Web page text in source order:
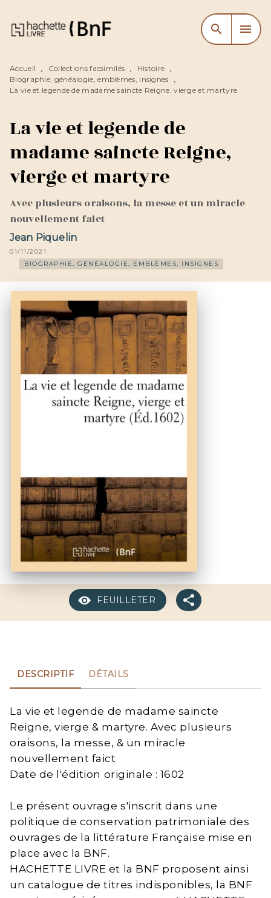
MENU RECHERCHE
CONTENU
search menu
Accueil • Collections facsimilés • Histoire •
Biographie, généalogie, emblèmes, insignes
•
La vie et legende de madame saincte Reigne, vierge et martyre
La vie et legende de
madame saincte Reigne,
vierge et martyre
Avec plusieurs oraisons, la messe et un miracle
nouvellement faict
Jean Piquelin
01/11/2021
BIOGRAPHIE, GÉNÉALOGIE, EMBLÈMES, INSIGNES
FEUILLETER
DESCRIPTIF DÉTAILS
La vie et legende de madame saincte
Reigne, vierge & martyre. Avec plusieurs
oraisons, la messe, & un miracle
nouvellement faict
Date de l'édition originale : 1602
Le présent ouvrage s'inscrit dans une
politique de conservation patrimoniale des
ouvrages de la littérature Française mise en
place avec la BNF.
HACHETTE LIVRE et la BNF proposent ainsi
un catalogue de titres indisponibles, la BNF